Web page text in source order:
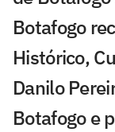
Botafogo
Histórico,
Danilo
Botafogo e